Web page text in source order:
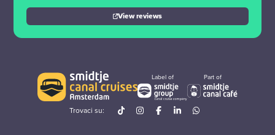
View reviews
Label of Part of
Trovaci su: